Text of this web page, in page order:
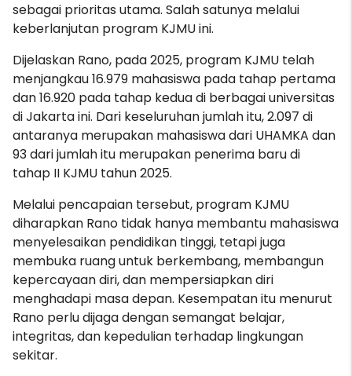
sebagai prioritas utama. Salah satunya melalui
keberlanjutan program KJMU ini.
Dijelaskan Rano, pada 2025, program KJMU telah
menjangkau 16.979 mahasiswa pada tahap pertama
dan 16.920 pada tahap kedua di berbagai universitas
di Jakarta ini. Dari keseluruhan jumlah itu, 2.097 di
antaranya merupakan mahasiswa dari UHAMKA dan
93 dari jumlah itu merupakan penerima baru di
tahap II KJMU tahun 2025.
Melalui pencapaian tersebut, program KJMU
diharapkan Rano tidak hanya membantu mahasiswa
menyelesaikan pendidikan tinggi, tetapi juga
membuka ruang untuk berkembang, membangun
kepercayaan diri, dan mempersiapkan diri
menghadapi masa depan. Kesempatan itu menurut
Rano perlu dijaga dengan semangat belajar,
integritas, dan kepedulian terhadap lingkungan
sekitar.